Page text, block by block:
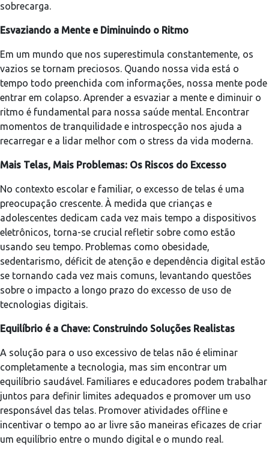
sobrecarga.
Esvaziando a Mente e Diminuindo o Ritmo
Em um mundo que nos superestimula constantemente, os
vazios se tornam preciosos. Quando nossa vida está o
tempo todo preenchida com informações, nossa mente pode
entrar em colapso. Aprender a esvaziar a mente e diminuir o
ritmo é fundamental para nossa saúde mental. Encontrar
momentos de tranquilidade e introspecção nos ajuda a
recarregar e a lidar melhor com o stress da vida moderna.
Mais Telas, Mais Problemas: Os Riscos do Excesso
No contexto escolar e familiar, o excesso de telas é uma
preocupação crescente. À medida que crianças e
adolescentes dedicam cada vez mais tempo a dispositivos
eletrônicos, torna-se crucial refletir sobre como estão
usando seu tempo. Problemas como obesidade,
sedentarismo, déficit de atenção e dependência digital estão
se tornando cada vez mais comuns, levantando questões
sobre o impacto a longo prazo do excesso de uso de
tecnologias digitais.
Equilíbrio é a Chave: Construindo Soluções Realistas
A solução para o uso excessivo de telas não é eliminar
completamente a tecnologia, mas sim encontrar um
equilíbrio saudável. Familiares e educadores podem trabalhar
juntos para definir limites adequados e promover um uso
responsável das telas. Promover atividades offline e
incentivar o tempo ao ar livre são maneiras eficazes de criar
um equilíbrio entre o mundo digital e o mundo real.